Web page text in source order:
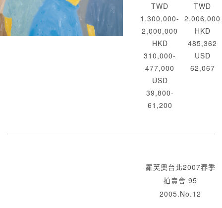
TWD
1,300,000-
2,000,000
HKD
310,000-
477,000
USD
39,800-
61,200
TWD
2,006,000
HKD
485,362
USD
62,067
羅芙奧台北2007春季
拍賣會 95
2005.No.12